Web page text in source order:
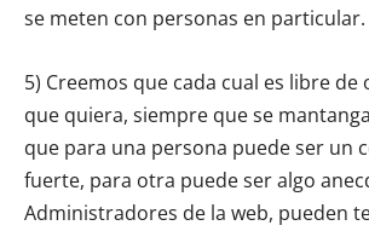
se meten con personas en particular.
5) Creemos que cada cual es libre de
que quiera, siempre que se
que para una persona puede ser un
fuerte, para otra puede ser algo
Administradores de la web, pueden